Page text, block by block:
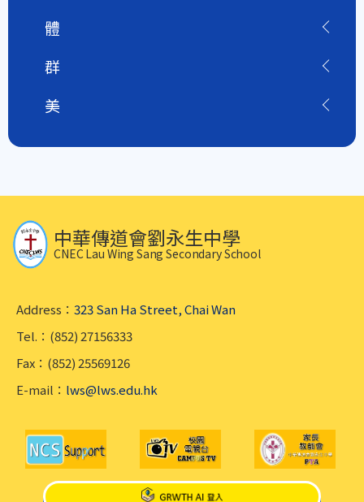
體
群
美
中華傳道會劉永生中學
CNEC Lau Wing Sang Secondary School
Address： 323 San Ha Street, Chai Wan
Tel.：(852) 27156333
Fax：(852) 25569126
E-mail： lws@lws.edu.hk